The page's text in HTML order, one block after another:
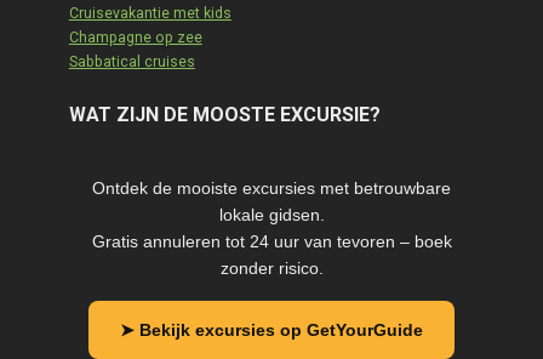
Cruisevakantie met kids
Champagne op zee
Sabbatical cruises
WAT ZIJN DE MOOSTE EXCURSIE?
Ontdek de mooiste excursies met betrouwbare
lokale gidsen.
Gratis annuleren tot 24 uur van tevoren – boek
zonder risico.
➤ Bekijk excursies op GetYourGuide